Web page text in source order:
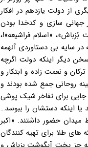
از دولت یازدهم در افکار
سازی و کدخدا بودن
«اسلام فراشیعه»!،
سایه بی دستاوردی آنهمه
دیگر اینکه دولت اگرچه
و نعمت زاده و ابتکار و
روحانی جمع شده بودند و
برای تفاخر شیک پوشی
یا اینکه دستشان را ببوسد…
میدان حضور داشتند. «اکبر
های طلا برای تهیه کنندگان